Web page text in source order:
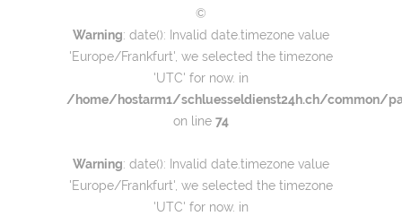
©
Warning: date(): Invalid date.timezone value
'Europe/Frankfurt', we selected the timezone
'UTC' for now. in
/home/hostarm1/schluesseldienst24h.ch/common/
on line 74
Warning: date(): Invalid date.timezone value
'Europe/Frankfurt', we selected the timezone
'UTC' for now. in